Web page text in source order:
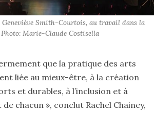
Geneviève Smith-Courtois, au travail dans la
Marie-Claude Costisella
que la pratique des arts
liée au mieux-être, à la création
et durables, à l’inclusion et à
chacun », conclut Rachel Chainey,